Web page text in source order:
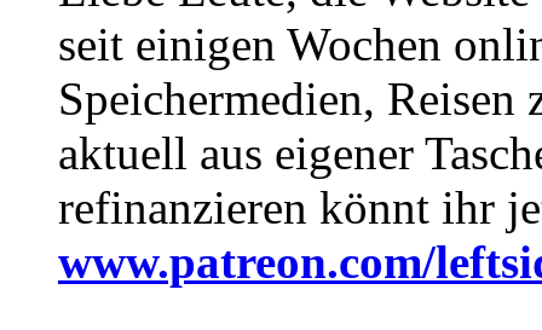
seit einigen Wochen
Speichermedien, Reisen
aktuell aus eigener
refinanzieren könnt ihr
www.patreon.com/